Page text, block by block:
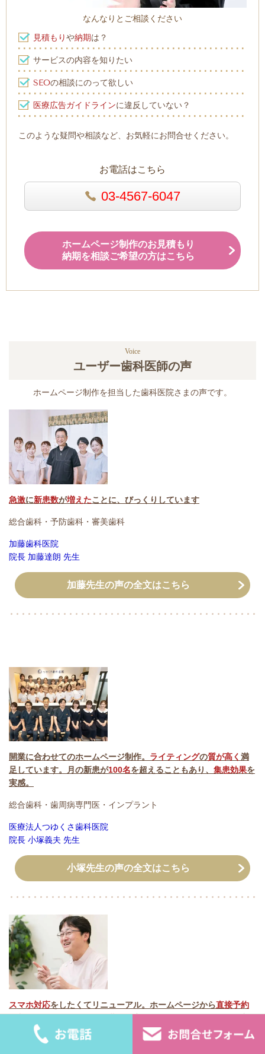
なんなりとご相談ください
見積もりや納期は？
サービスの内容を知りたい
SEOの相談にのって欲しい
医療広告ガイドラインに違反していない？
このような疑問や相談など、お気軽にお問合せください。
お電話はこちら
03-4567-6047
ホームページ制作のお見積もり
納期を相談ご希望の方はこちら
Voice
ユーザー歯科医師の声
ホームページ制作を担当した歯科医院さまの声です。
急激に新患数が増えたことに、びっくりしています
総合歯科・予防歯科・審美歯科
加藤歯科医院
院長 加藤達朗 先生
加藤先生の声の全文はこちら
開業に合わせてのホームページ制作。 ライティングの質が高く 満
足しています。月の新患が100名を超えることもあり、 集患効果を
実感。
総合歯科・歯周病専門医・インプラント
医療法人つゆくさ歯科医院
院長 小塚義夫 先生
小塚先生の声の全文はこちら
スマホ対応をしたくてリニューアル。ホームページから直接予約
が入るようになりました。費用が安くコストパフォーマンスが良
いですね。